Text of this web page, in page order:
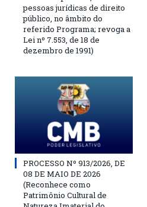
pessoas jurídicas de direito
público, no âmbito do
referido Programa; revoga a
Lei nº 7.553, de 18 de
dezembro de 1991)
PROCESSO Nº 913/2026, DE
08 DE MAIO DE 2026
(Reconhece como
Patrimônio Cultural de